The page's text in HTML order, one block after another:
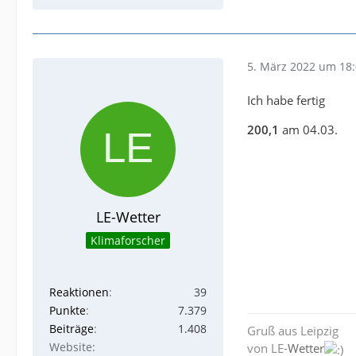
LE-Wetter
Klimaforscher
Reaktionen
39
Punkte
7.379
Beiträge
1.408
Website
5. März 2022 um
Ich habe fertig
200,1 am 04.03.
Gruß aus Leipzig
von LE-Wetter